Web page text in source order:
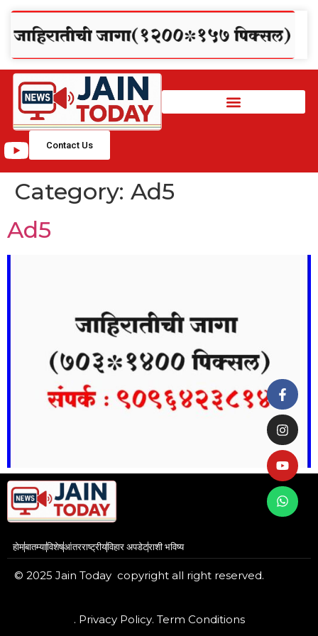
Contact Us
Category: Ad5
Ad5
होमबातम्याविशेषआंतरराष्ट्रीयविहार अपडेटराशी भविष्य
© 2025 Jain Today copyright all right reserved.
. Privacy Policy. Term Conditions